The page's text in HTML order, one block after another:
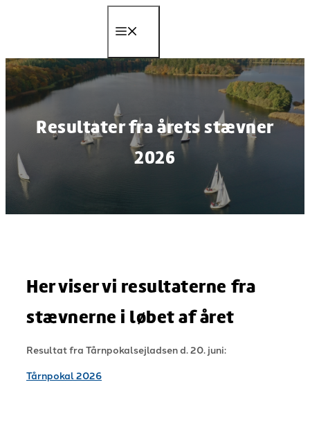
Resultater fra årets stævner
2026
Her viser vi resultaterne fra
stævnerne i løbet af året
Resultat fra Tårnpokalsejladsen d. 20. juni:
Tårnpokal 2026